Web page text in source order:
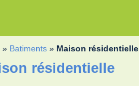
» Batiments » Maison résidentielle
résidentielle